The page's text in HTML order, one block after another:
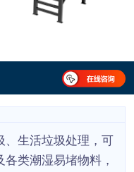
、生活垃圾处理，可
类潮湿易堵物料，